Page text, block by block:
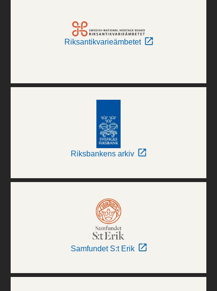
Riksantikvarieämbetet
Riksbankens arkiv
Samfundet S:t Erik